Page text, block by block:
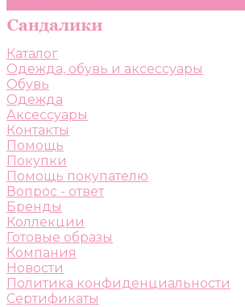
Каталог
Одежда, обувь и аксессуары
Обувь
Одежда
Аксессуары
Контакты
Помощь
Покупки
Помощь покупателю
Вопрос - ответ
Бренды
Коллекции
Готовые образы
Компания
Новости
Политика конфиденциальности
Сертификаты